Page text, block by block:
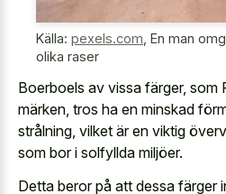
Källa: pexels.com En man
olika raser
Boerboels av vissa färger, som
märken, tros ha en minskad
strålning, vilket är en viktig
som bor i solfyllda miljöer.
Detta beror på att dessa färger